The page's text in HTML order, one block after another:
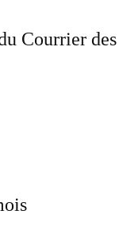
Courrier des